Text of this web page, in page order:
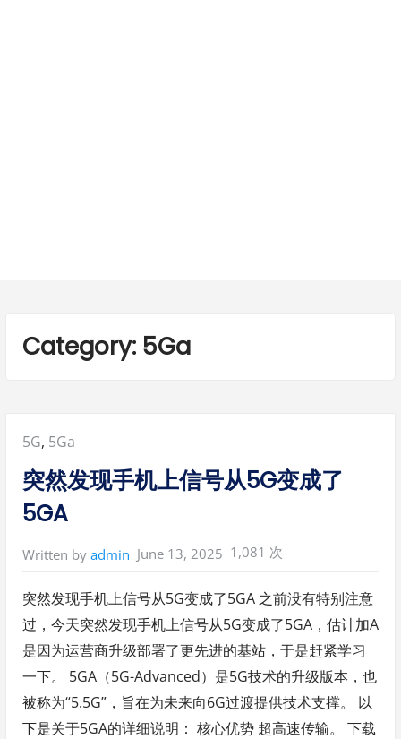
Category: 5Ga
Posted
in:
5G, 5Ga
突然发现手机上信号从5G变成了
5GA
Written by admin June 13, 2025 1,081 次
突然发现手机上信号从5G变成了5GA 之前没有特别注意
过，今天突然发现手机上信号从5G变成了5GA，估计加A
是因为运营商升级部署了更先进的基站，于是赶紧学习
一下。 5GA（5G-Advanced）是5G技术的升级版本，也
被称为“5.5G”，旨在为未来向6G过渡提供技术支撑。 以
下是关于5GA的详细说明： 核心优势 超高速传输。 下载